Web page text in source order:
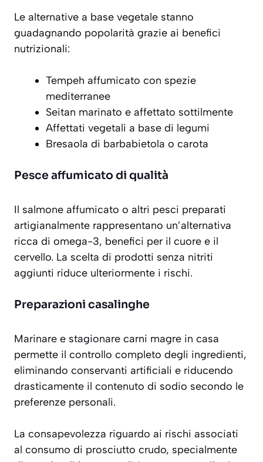
Le alternative a base vegetale stanno
guadagnando popolarità grazie ai benefici
nutrizionali:
Tempeh affumicato con spezie
mediterranee
Seitan marinato e affettato sottilmente
Affettati vegetali a base di legumi
Bresaola di barbabietola o carota
Pesce affumicato di qualità
Il salmone affumicato o altri pesci preparati
artigianalmente rappresentano un’alternativa
ricca di omega-3, benefici per il cuore e il
cervello. La scelta di prodotti senza nitriti
aggiunti riduce ulteriormente i rischi.
Preparazioni casalinghe
Marinare e stagionare carni magre in casa
permette il controllo completo degli ingredienti,
eliminando conservanti artificiali e riducendo
drasticamente il contenuto di sodio secondo le
preferenze personali.
La consapevolezza riguardo ai rischi associati
al consumo di prosciutto crudo, specialmente